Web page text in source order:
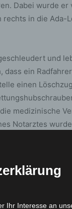
Dabei wurde er
in die Ada-
und
ein
einen
medizinische
Notarztes
erlag der 62-
unverletzt
bis etwa
Ihr Interesse an